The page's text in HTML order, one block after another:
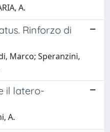
A.
Rinforzo di
Marco; Speranzini,
il latero-
A.